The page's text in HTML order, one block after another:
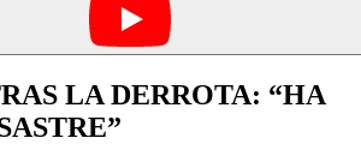
LA DERROTA: “HA